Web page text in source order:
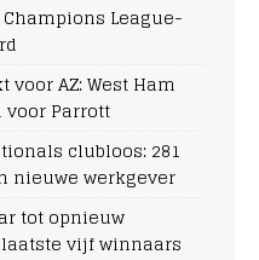
League-
AZ: West Ham
Parrott
clubloos: 281
nieuwe werkgever
tot opnieuw
vijf winnaars